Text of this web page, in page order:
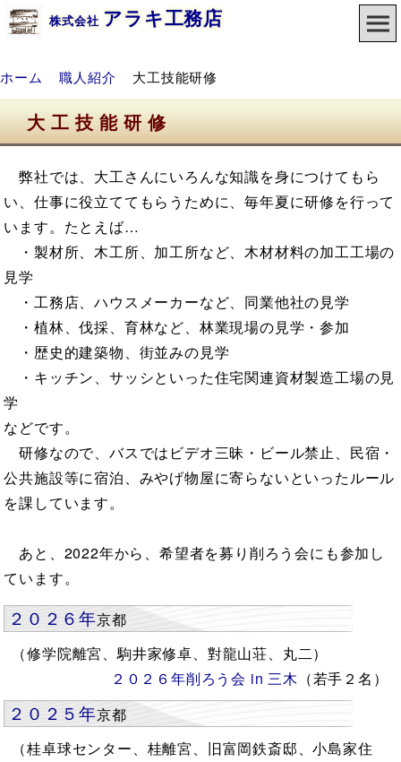
株式会社 アラキ工務店
ホーム 職人紹介 大工技能研修
大工技能研修
弊社では、大工さんにいろんな知識を身につけてもら
い、仕事に役立ててもらうために、毎年夏に研修を行って
います。たとえば…
・製材所、木工所、加工所など、木材材料の加工工場の
見学
・工務店、ハウスメーカーなど、同業他社の見学
・植林、伐採、育林など、林業現場の見学・参加
・歴史的建築物、街並みの見学
・キッチン、サッシといった住宅関連資材製造工場の見
学
などです。
研修なので、バスではビデオ三昧・ビール禁止、民宿・
公共施設等に宿泊、みやげ物屋に寄らないといったルール
を課しています。
あと、2022年から、希望者を募り削ろう会にも参加し
ています。
２０２６年京都
（修学院離宮、駒井家修卓、對龍山荘、丸二）
２０２６年削ろう会 in 三木 （若手２名）
２０２５年京都
（桂卓球センター、桂離宮、旧富岡鉄斎邸、小島家住